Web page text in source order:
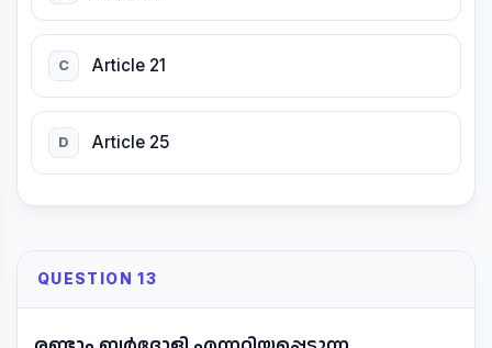
C Article 21
D Article 25
QUESTION 13